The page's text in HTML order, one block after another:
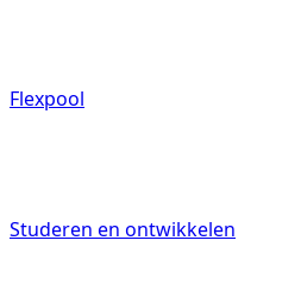
Flexpool
Studeren en ontwikkelen